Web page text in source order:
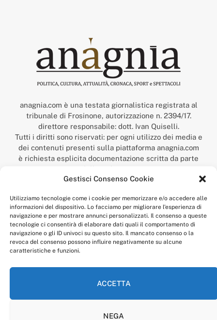
Gestisci Consenso Cookie
Utilizziamo tecnologie come i cookie per memorizzare e/o accedere alle
informazioni del dispositivo. Lo facciamo per migliorare l'esperienza di
navigazione e per mostrare annunci personalizzati. Il consenso a queste
tecnologie ci consentirà di elaborare dati quali il comportamento di
navigazione o gli ID univoci su questo sito. Il mancato consenso o la
revoca del consenso possono influire negativamente su alcune
caratteristiche e funzioni.
ACCETTA
NEGA
anagnia.com è una testata giornalistica registrata al
tribunale di Frosinone, autorizzazione n. 2394/17.
direttore responsabile: dott. Ivan Quiselli.
Tutti i diritti sono riservati: per ogni utilizzo dei media e
dei contenuti presenti sulla piattaforma anagnia.com
è richiesta esplicita documentazione scritta da parte
della redazione.
“Anagnia” è un marchio registrato presso l’Ufficio Italiano
Economico,
num. registrazione: 302017000014044 del 9 febbraio 2017.
Per contatti:redazione@anagnia.com